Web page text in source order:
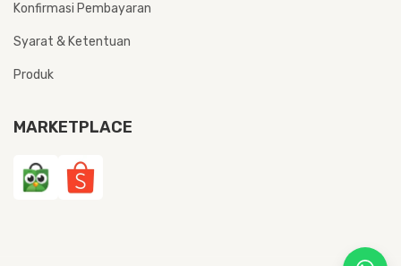
Konfirmasi Pembayaran
Syarat & Ketentuan
Produk
MARKETPLACE